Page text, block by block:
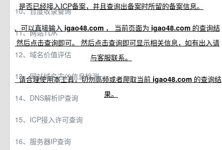
是否已经接入ICP备案，并且查询出备案时所留的备案信息。
0x2、可以直接输入 igao48.com ， 当前页面为 igao48.com 的查询结
果，然后点击查询即可。 然后点击查询即可显示相关信息，如有出入请
与客服联系。
0x3、请合理使用本工具，切勿高频或者爬取当前 igao48.com 的查询结
果。
10、百度收录查询
11、网站TDK
12、域名价值评估
13、网站域名吉凶信息检测
14、DNS解析IP查询
15、ICP接入许可查询
16、服务器IP查询